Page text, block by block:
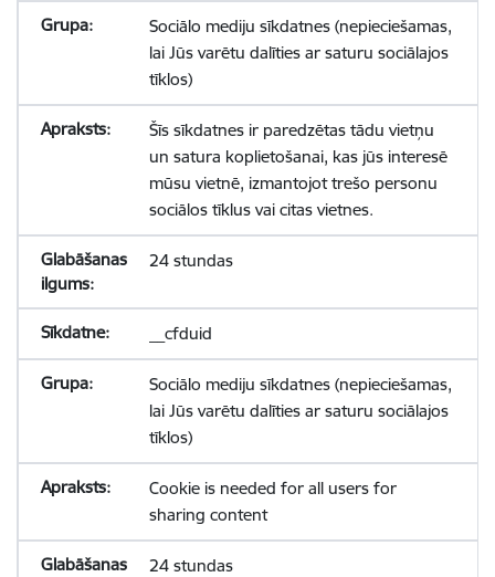
Sociālo mediju sīkdatnes (nepieciešamas,
lai Jūs varētu dalīties ar saturu sociālajos
tīklos)
Šīs sīkdatnes ir paredzētas tādu vietņu
un satura koplietošanai, kas jūs interesē
mūsu vietnē, izmantojot trešo personu
sociālos tīklus vai citas vietnes.
24 stundas
__cfduid
Sociālo mediju sīkdatnes (nepieciešamas,
lai Jūs varētu dalīties ar saturu sociālajos
tīklos)
Cookie is needed for all users for
sharing content
24 stundas